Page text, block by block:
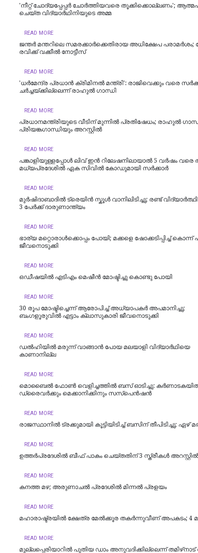
'നീറ്റ് ചോദ്യപ്പേപ്പർ ചോർത്തിയവരെ തൂക്കിക്കൊല്ലണം';
ചെയ്ത വിദ്യാർഥിനിയുടെ അമ്മ
READ MORE
ജന്തർ മന്തറിലെ സമരക്കാർക്കെതിരായ അധിക്ഷേപ പരാമർശം;
രവിക്ക് വക്കീൽ നോട്ടീസ്
READ MORE
'ധര്‍മേന്ദ്ര പ്രധാന്‍ ക്രിമിനല്‍ മന്ത്രി': രാജിവെക്കും വരെ
ചർച്ചയ്ക്കില്ലെന്ന് രാഹുൽ ഗാന്ധി
READ MORE
പ്രധാനമന്ത്രിയുടെ വീടിന് മുന്നിൽ പ്രതിഷേധം; രാഹുൽ
പ്രിയങ്ക​ഗാന്ധിയും അറസ്റ്റിൽ
READ MORE
പങ്കാളിയുള്ളപ്പോള്‍ ലിവ്‌ ഇൻ റിലേഷനിലായാൽ 5 വർഷം വരെ
മധ്യപ്രദേശിൽ ഏക സിവിൽ കോഡുമായി സർക്കാർ
READ MORE
മുർഷിദാബാദിൽ ട്രെയിൻ സ്കൂൾ വാനിലിടിച്ചു; രണ്ട്
3 പേർക്ക് ദാരുണാന്ത്യം
READ MORE
ഭാര്യ മറ്റൊരാൾക്കൊപ്പം പോയി; മക്കളെ ഷോക്കടിപ്പിച്ച് കൊന്ന്
ജീവനൊടുക്കി
READ MORE
ഒഡീഷയിൽ എടിഎം മെഷീൻ മോഷ്ടിച്ചു കൊണ്ടു പോയി
READ MORE
30 രൂപ മോഷ്ടിച്ചെന്ന് ആരോപിച്ച് അധ്യാപകർ അപമാനിച്ചു;
ബംഗളൂരുവിൽ എട്ടാം ക്ലാസുകാരി ജീവനൊടുക്കി
READ MORE
ഡല്‍ഹിയില്‍ മരുന്ന് വാങ്ങാൻ പോയ മലയാളി വിദ്യാർഥിയെ
കാണാനില്ല
READ MORE
മൊബൈൽ ഫോൺ വെളിച്ചത്തിൽ ബസ് ഓടിച്ചു:
ഡ്രൈവർക്കും മെക്കാനിക്കിനും സസ്പെൻഷൻ
READ MORE
രാജസ്ഥാനില്‍ ട്രക്കുമായി കൂട്ടിയിടിച്ച് ബസിന് തീപിടിച്ചു; ഏഴ്
READ MORE
ഉത്തര്‍പ്രദേശില്‍ ബീഫ് പാകം ചെയ്തതിന് 3 സ്ത്രീകള്‍ അറസ്റ്റില്‍
READ MORE
കനത്ത മഴ; അരുണാചൽ പ്രദേശിൽ മിന്നൽ പ്രളയം
READ MORE
മഹാരാഷ്ട്രയിൽ ക്ഷേത്ര മേൽക്കൂര തകർന്നുവീണ് അപകടം; 4
READ MORE
മുല്ലപ്പെരിയാറിൽ പുതിയ ഡാം അനുവദിക്കില്ലെന്ന് തമിഴ്‌നാട്